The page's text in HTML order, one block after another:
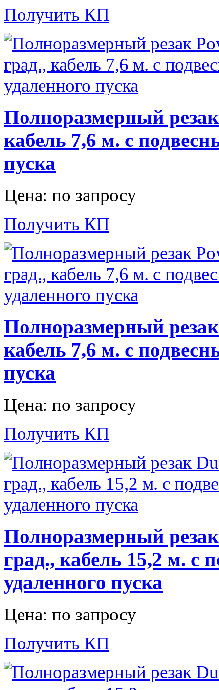
Получить КП
Полноразмерный
кабель 7,6 м. с
пуска
Цена: по запросу
Получить КП
Полноразмерный
кабель 7,6 м. с
пуска
Цена: по запросу
Получить КП
Полноразмерный
град., кабель 15,2 м. с
удаленного пуска
Цена: по запросу
Получить КП